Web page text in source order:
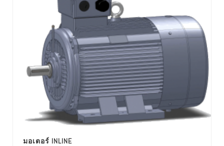
มอเตอร์ INLINE